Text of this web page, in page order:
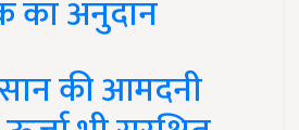
अनुदान
की आमदनी